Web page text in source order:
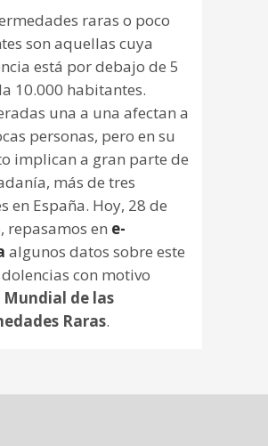
raras o poco
son aquellas cuya
está por debajo de 5
10.000 habitantes.
una a una afectan a
personas, pero en su
implican a gran parte de
más de tres
en España. Hoy, 28 de
repasamos en e-
algunos datos sobre este
con motivo
Mundial de las
Raras.